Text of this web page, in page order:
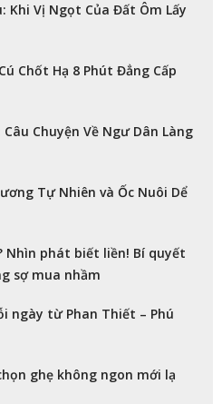
Khi Vị Ngọt Của Đất Ôm Lấy
Chốt Hạ 8 Phút Đẳng Cấp
Chuyện Về Ngư Dân Làng
Tự Nhiên và Ốc Nuôi Dể
Nhìn phát biết liền! Bí quyết
sợ mua nhầm
ngày từ Phan Thiết – Phú
ghẹ không ngon mới lạ